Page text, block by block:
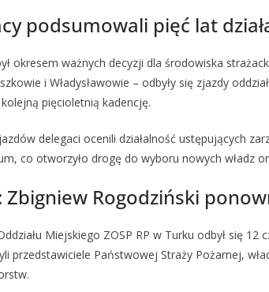
podsumowali pięć lat
okresem ważnych decyzji dla środowiska
i Władysławowie – odbyły się zjazdy
kolejną pięcioletnią kadencję.
delegaci ocenili działalność ustępujących
co otworzyło drogę do wyboru nowych władz
Zbigniew Rogodziński
Miejskiego ZOSP RP w Turku odbył się 12
przedstawiciele Państwowej Straży Pożarnej,